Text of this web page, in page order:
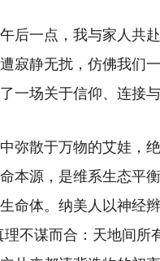
后一点，我与家人共
寂静无扰，仿佛我们
一场关于信仰、连接
弥散于万物的艾娃，
本源，是维系生态平
命体。纳美人以神经
理不谋而合：天地间